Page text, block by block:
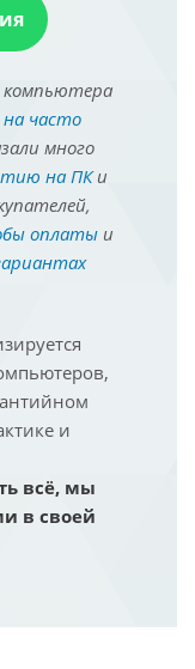
часто
много
на ПКи
оплатыи
и
всё, мы
в своей